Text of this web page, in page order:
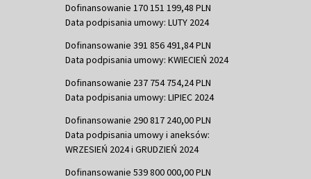
Dofinansowanie 170 151 199,48 PLN
Data podpisania umowy: LUTY 2024
Dofinansowanie 391 856 491,84 PLN
Data podpisania umowy: KWIECIEŃ 2024
Dofinansowanie 237 754 754,24 PLN
Data podpisania umowy: LIPIEC 2024
Dofinansowanie 290 817 240,00 PLN
Data podpisania umowy i aneksów:
WRZESIEŃ 2024 i GRUDZIEŃ 2024
Dofinansowanie 539 800 000,00 PLN